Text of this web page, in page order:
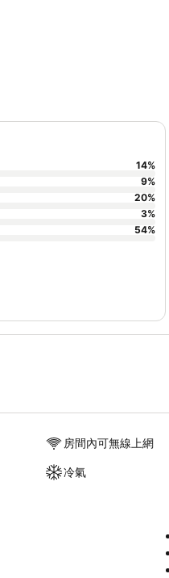
14%
9%
20%
3%
54%
房間內可無線上網
冷氣